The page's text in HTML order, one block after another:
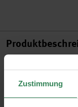
Zustimmung
Kettelstifte
besondere
anzuhängen.